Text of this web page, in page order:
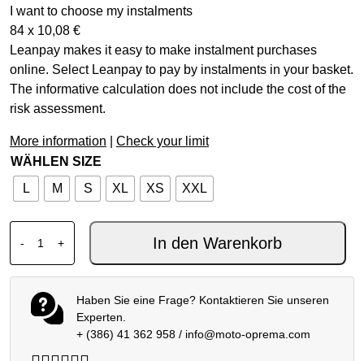
I want to choose my instalments
84 x 10,08 €
Leanpay makes it easy to make instalment purchases
online. Select Leanpay to pay by instalments in your basket.
The informative calculation does not include the cost of the
risk assessment.
More information
Check your limit
WÄHLEN SIZE
L
M S XL XS XXL
-
SHOEI NXR2 CHAR`S ZAKU II TC-1 Menge
+ In den Warenkorb
Haben Sie eine Frage? Kontaktieren Sie unseren
Experten.
+ (386) 41 362 958/ info@moto-oprema.com